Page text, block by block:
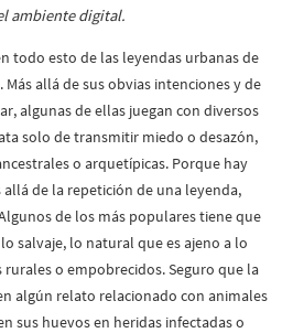
ambiente digital.
todo esto de las leyendas urbanas de
allá de sus obvias intenciones y de
algunas de ellas juegan con diversos
solo de transmitir miedo o desazón,
o arquetípicas. Porque hay
de la repetición de una leyenda,
de los más populares tiene que
salvaje, lo natural que es ajeno a lo
o empobrecidos. Seguro que la
algún relato relacionado con animales
sus huevos en heridas infectadas o